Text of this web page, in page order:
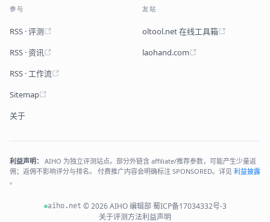
参与
RSS · 评测
RSS · 资讯
RSS · 工作流
Sitemap
关于
友站
oltool.net 在线工具箱
laohand.com
利益声明：
AIHO 为独立评测站点。部分外链含 affiliate/推荐参数，可能产生少量返
佣；返佣不影响评分与排名。 付费推广内容会明确标注 SPONSORED。详见 利益披露
。
aiho.net·© 2026 AIHO 编辑部·蜀ICP备17034332号-3
关于评测方法利益声明